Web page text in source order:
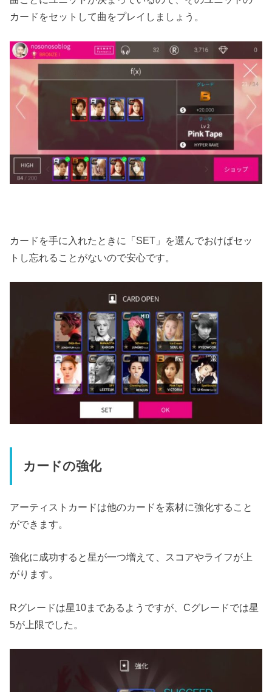
カードをセットして曲をプレイしましょう。
カードを手に入れたときに「SET」を選んでおけばセッ
トし忘れることがないので安心です。
カードの強化
アーティストカードは他のカードを素材に強化すること
ができます。
強化に成功すると星が一つ増えて、スコアやライフが上
がります。
Rグレードは星10まであるようですが、Cグレードでは星
5が上限でした。